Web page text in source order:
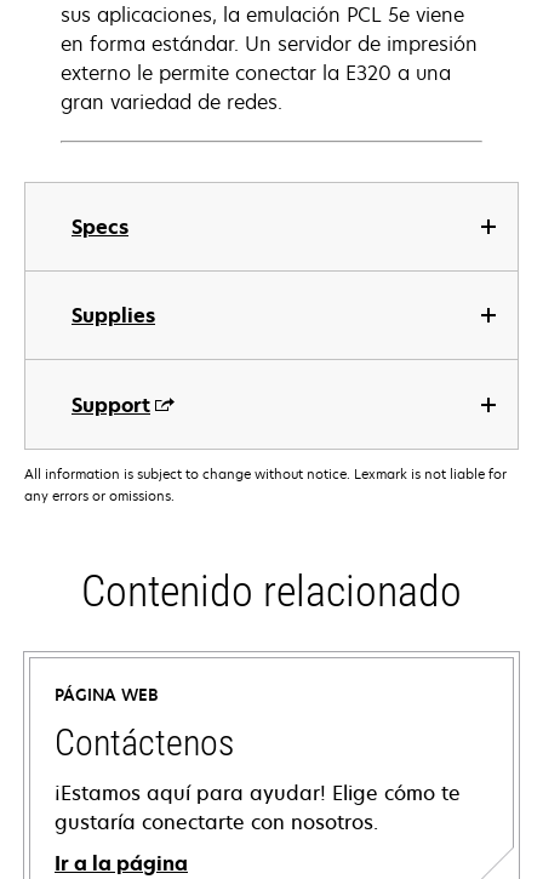
Specs
Supplies
Support
sus aplicaciones, la emulación PCL 5e viene
en forma estándar. Un servidor de impresión
externo le permite conectar la E320 a una
gran variedad de redes.
All information is subject to change without notice. Lexmark is not liable for
any errors or omissions.
Contenido relacionado
PÁGINA WEB
Contáctenos
¡Estamos aquí para ayudar! Elige cómo te
gustaría conectarte con nosotros.
Ir a la página